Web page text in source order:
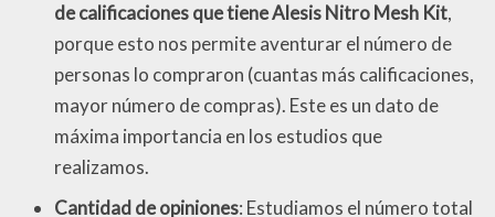
de calificaciones que tiene Alesis Nitro Mesh Kit,
porque esto nos permite aventurar el número de
personas lo compraron (cuantas más calificaciones,
mayor número de compras). Este es un dato de
máxima importancia en los estudios que
realizamos.
Cantidad de opiniones: Estudiamos el número total